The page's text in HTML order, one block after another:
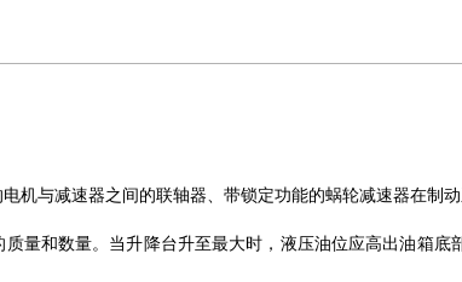
与减速器之间的联轴器、带锁定功能的蜗轮减速器在制动
量和数量。当升降台升至最大时，液压油位应高出油箱底